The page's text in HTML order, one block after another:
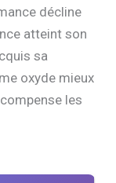
décline
atteint son
sa
oxyde mieux
les